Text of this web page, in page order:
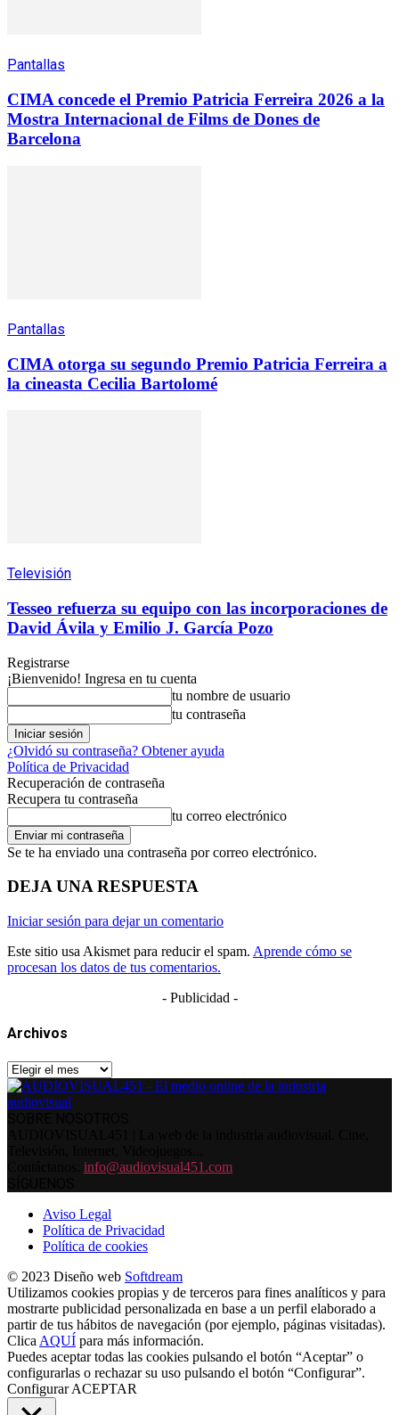
Pantallas
CIMA concede el Premio Patricia Ferreira 2026 a la
Mostra Internacional de Films de Dones de
Barcelona
Pantallas
CIMA otorga su segundo Premio Patricia Ferreira a
la cineasta Cecilia Bartolomé
Televisión
Tesseo refuerza su equipo con las incorporaciones de
David Ávila y Emilio J. García Pozo
Registrarse
¡Bienvenido! Ingresa en tu cuenta
tu nombre de usuario
tu contraseña
¿Olvidó su contraseña? Obtener ayuda
Política de Privacidad
Recuperación de contraseña
Recupera tu contraseña
tu correo electrónico
Se te ha enviado una contraseña por correo electrónico.
DEJA UNA RESPUESTA
Iniciar sesión para dejar un comentario
Este sitio usa Akismet para reducir el spam. Aprende cómo se
procesan los datos de tus comentarios.
- Publicidad -
Archivos
Archivos
info@audiovisual451.com
Aviso Legal
Política de Privacidad
Política de cookies
© 2023 Diseño web Softdream
Utilizamos cookies propias y de terceros para fines analíticos y para
mostrarte publicidad personalizada en base a un perfil elaborado a
partir de tus hábitos de navegación (por ejemplo, páginas visitadas).
Clica AQUÍ para más información.
Puedes aceptar todas las cookies pulsando el botón “Aceptar” o
configurarlas o rechazar su uso pulsando el botón “Configurar”.
Configurar ACEPTAR